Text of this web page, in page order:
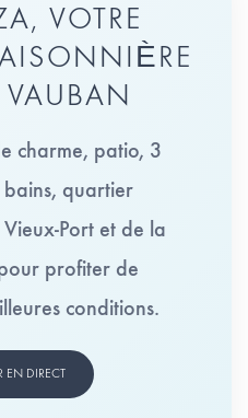
VOTRE
charme, patio, 3
bains, quartier
Port et de la
profiter de
conditions.
EN DIRECT